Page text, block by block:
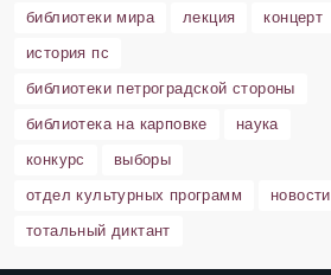
библиотеки мира
лекция
концерт
история пс
библиотеки петроградской стороны
библиотека на карповке
наука
конкурс
выборы
отдел культурных программ
новости
тотальный диктант